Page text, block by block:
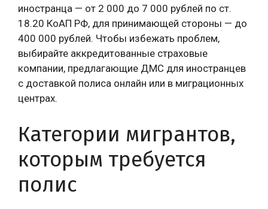
иностранца — от 2 000 до 7 000 рублей по ст.
18.20 КоАП РФ, для принимающей стороны — до
400 000 рублей. Чтобы избежать проблем,
выбирайте аккредитованные страховые
компании, предлагающие ДМС для иностранцев
с доставкой полиса онлайн или в миграционных
центрах.
Категории мигрантов,
которым требуется
полис